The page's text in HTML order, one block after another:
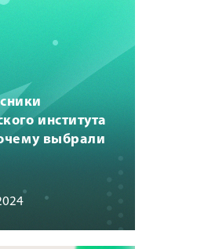
института
выбрали